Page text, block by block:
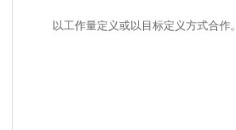
以工作量定义或以目标定义方式合作。